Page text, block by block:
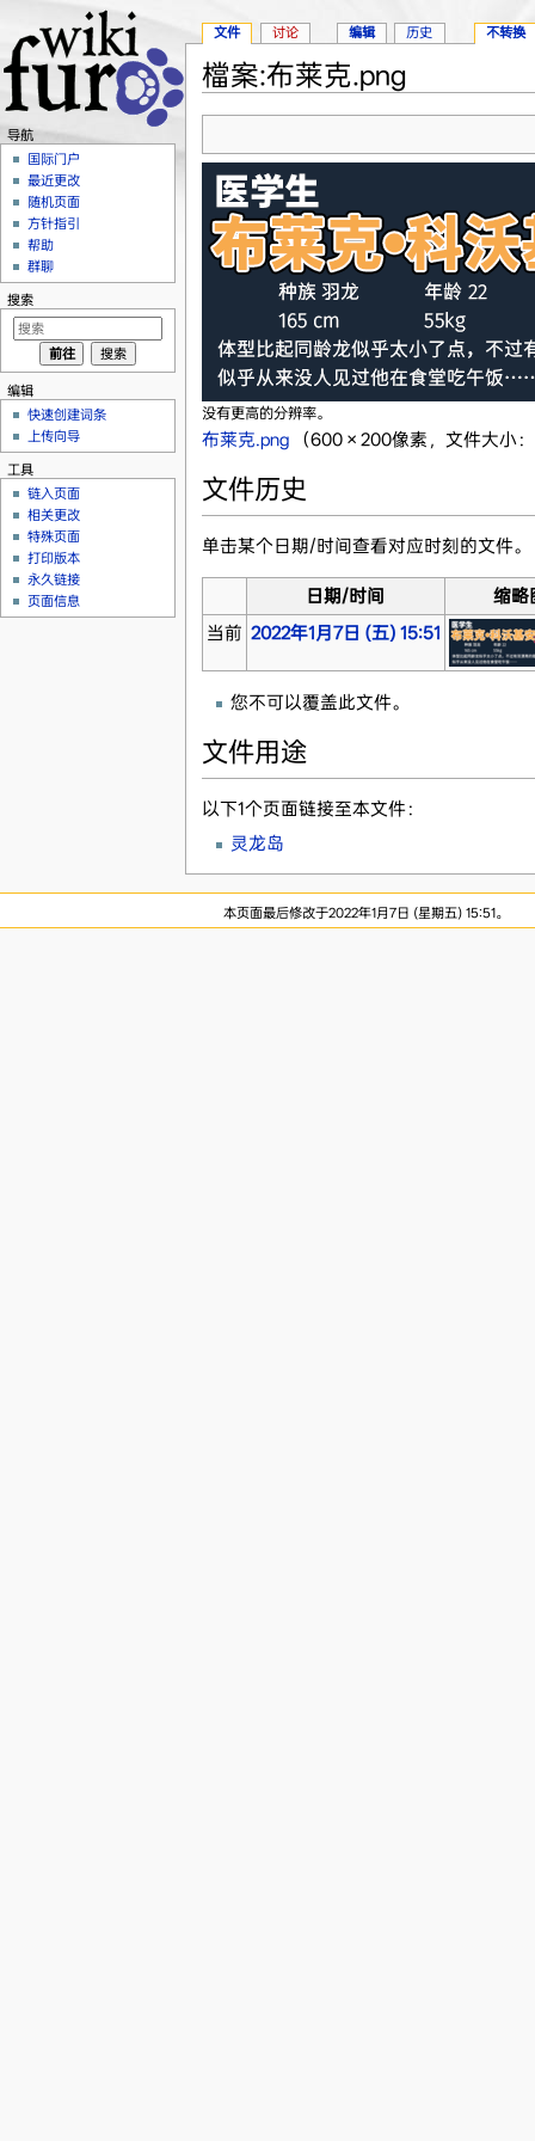
檔案:布莱克.png
没有更高的分辨率。
布莱克.png‎ （600 × 200像素，文件大小
文件历史
单击某个日期/时间查看对应时刻的文件。
日期/时间
缩略
当前 2022年1月7日 (五) 15:51
您不可以覆盖此文件。
文件用途
以下1个页面链接至本文件：
灵龙岛
文件 讨论 编辑 历史 不转换
导航
国际门户
最近更改
随机页面
方针指引
帮助
群聊
搜索
编辑
快速创建词条
上传向导
工具
链入页面
相关更改
特殊页面
打印版本
永久链接
页面信息
本页面最后修改于2022年1月7日 (星期五) 15:51。